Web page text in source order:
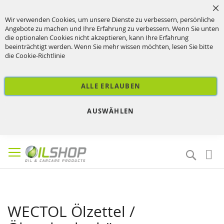
Wir verwenden Cookies, um unsere Dienste zu verbessern, persönliche
Angebote zu machen und Ihre Erfahrung zu verbessern. Wenn Sie unten
die optionalen Cookies nicht akzeptieren, kann Ihre Erfahrung
beeinträchtigt werden. Wenn Sie mehr wissen möchten, lesen Sie bitte
dieCookie-Richtlinie
ALLE ERLAUBEN
AUSWÄHLEN
zum
Inhalt
Suche
WECTOL Ölzettel /